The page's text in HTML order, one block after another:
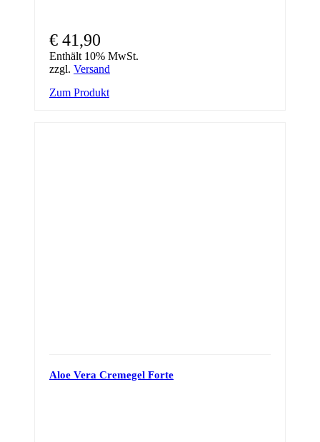
€ 41,90
Enthält 10% MwSt.
zzgl. Versand
Zum Produkt
Aloe Vera Cremegel Forte